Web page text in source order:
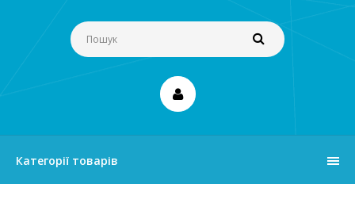
Категорії товарів